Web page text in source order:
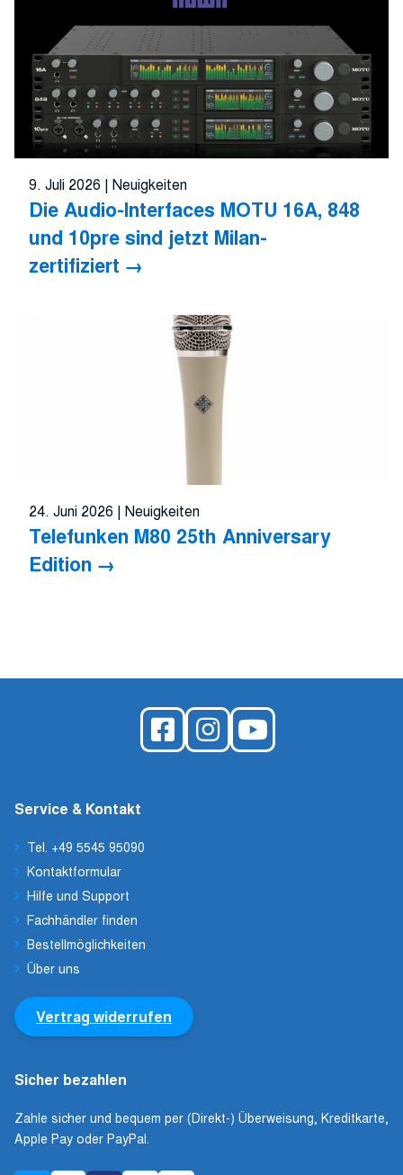
9. Juli 2026 | Neuigkeiten
Die Audio-Interfaces MOTU 16A, 848
und 10pre sind jetzt Milan-
zertifiziert
24. Juni 2026 | Neuigkeiten
Telefunken M80 25th Anniversary
Edition
Service & Kontakt
Tel. +49 5545 95090
Kontaktformular
Hilfe und Support
Fachhändler finden
Bestellmöglichkeiten
Über uns
Vertrag widerrufen
Sicher bezahlen
Zahle sicher und bequem per (Direkt-) Überweisung, Kreditkarte,
Apple Pay oder PayPal.